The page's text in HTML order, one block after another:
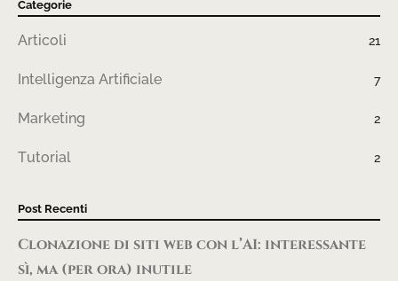
Categorie
Articoli 21
Intelligenza Artificiale 7
Marketing 2
Tutorial 2
Post Recenti
Clonazione di siti web con l’AI: interessante
sì, ma (per ora) inutile